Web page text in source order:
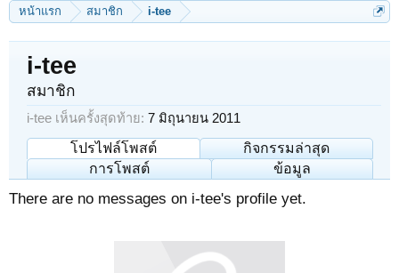
หน้าแรก สมาชิก i-tee
i-tee
สมาชิก
i-tee เห็นครั้งสุดท้าย: 7 มิถุนายน 2011
โปรไฟล์โพสต์
กิจกรรมล่าสุด
การโพสต์
ข้อมูล
There are no messages on i-tee's profile yet.